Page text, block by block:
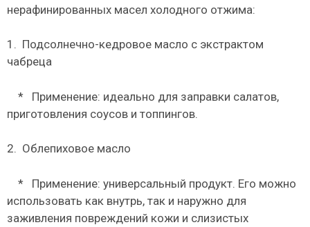
нерафинированных масел холодного отжима:
1. Подсолнечно-кедровое масло с экстрактом
чабреца
*
Применение: идеально для заправки салатов,
приготовления соусов и топпингов.
2. Облепиховое масло
*
Применение: универсальный продукт. Его можно
использовать как внутрь, так и наружно для
заживления повреждений кожи и слизистых